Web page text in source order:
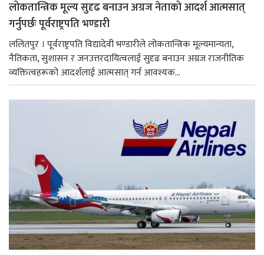
लोकतान्त्रिक मूल्य सुदृढ बनाउन अग्रज नेताको आदर्श आत्मसात्
गर्नुपर्छः पूर्वराष्ट्रपति भण्डारी
ललितपुर । पूर्वराष्ट्रपति विद्यादेवी भण्डारीले लोकतान्त्रिक मूल्यमान्यता,
नैतिकता, सुशासन र जनउत्तरदायित्वलाई सुदृढ बनाउन अग्रज राजनीतिक
व्यक्तित्वहरूको आदर्शलाई आत्मसात् गर्न आवश्यक...